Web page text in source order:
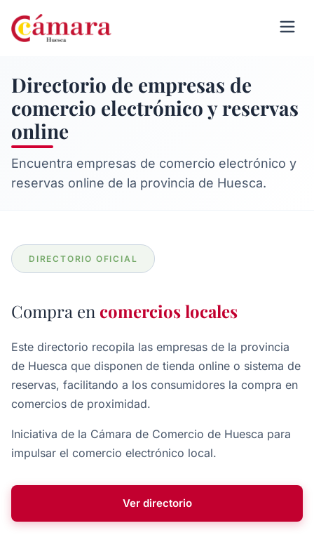
Directorio de empresas de
comercio electrónico y reservas
online
Encuentra empresas de comercio electrónico y
reservas online de la provincia de Huesca.
DIRECTORIO OFICIAL
Compra en comercios locales
Este directorio recopila las empresas de la provincia
de Huesca que disponen de tienda online o sistema de
reservas, facilitando a los consumidores la compra en
comercios de proximidad.
Iniciativa de la Cámara de Comercio de Huesca para
impulsar el comercio electrónico local.
Ver directorio